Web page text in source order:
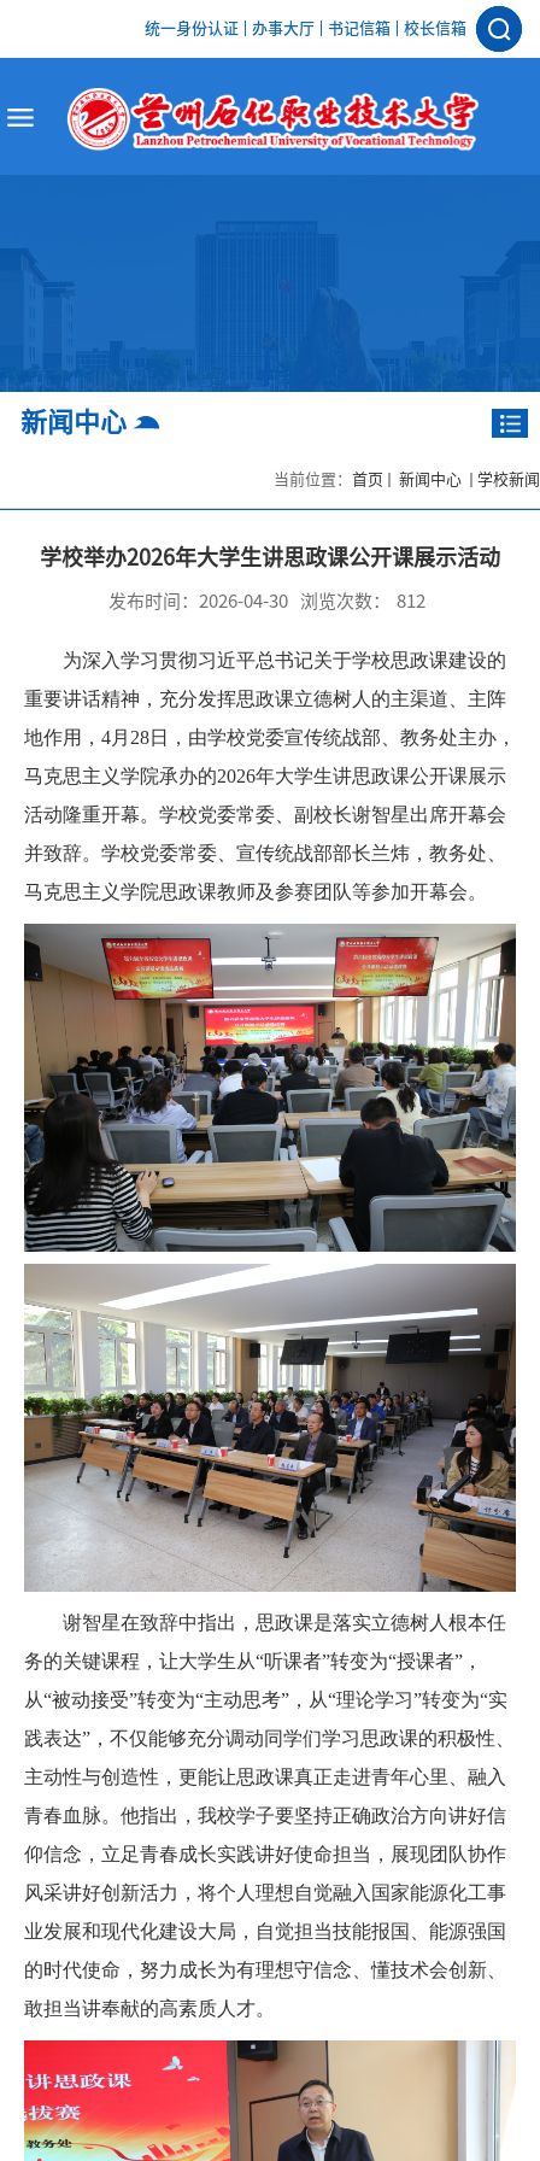
统一身份认证 办事大厅 书记信箱 校长信箱
新闻中心
当前位置： 首页 新闻中心 学校新闻
学校举办2026年大学生讲思政课公开课展示活动
发布时间：2026-04-30 浏览次数： 812
为深入学习贯彻习近平总书记关于学校思政课建设的
重要讲话精神，充分发挥思政课立德树人的主渠道、主阵
地作用，4月28日，由学校党委宣传统战部、教务处主办，
马克思主义学院承办的2026年大学生讲思政课公开课展示
活动隆重开幕。学校党委常委、副校长谢智星出席开幕会
并致辞。学校党委常委、宣传统战部部长兰炜，教务处、
马克思主义学院思政课教师及参赛团队等参加开幕会。
谢智星在致辞中指出，思政课是落实立德树人根本任
务的关键课程，让大学生从“听课者”转变为“授课者”，
从“被动接受”转变为“主动思考”，从“理论学习”转变为“实
践表达”，不仅能够充分调动同学们学习思政课的积极性、
主动性与创造性，更能让思政课真正走进青年心里、融入
青春血脉。他指出，我校学子要坚持正确政治方向讲好信
仰信念，立足青春成长实践讲好使命担当，展现团队协作
风采讲好创新活力，将个人理想自觉融入国家能源化工事
业发展和现代化建设大局，自觉担当技能报国、能源强国
的时代使命，努力成长为有理想守信念、懂技术会创新、
敢担当讲奉献的高素质人才。